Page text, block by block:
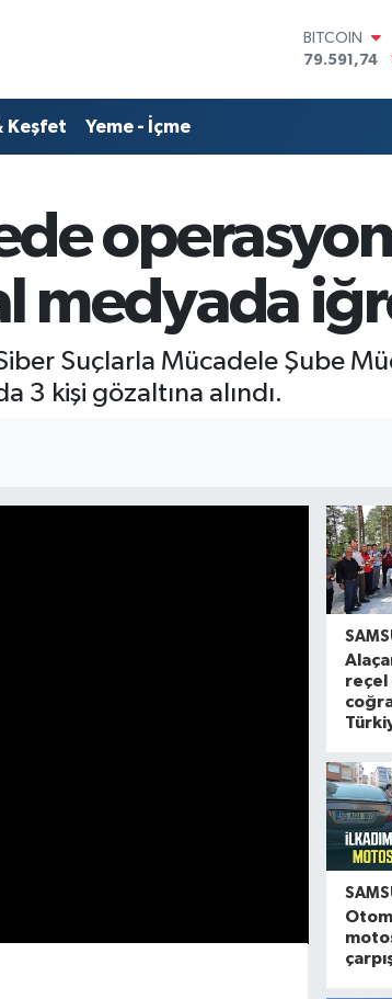
BITCOIN
79.591,74
45,43620
BİST100
14.598,00
Keşfet Yeme - İçme
medyada
Suçlarla Mücadele Şube
3 kişi gözaltına alındı.
reçel